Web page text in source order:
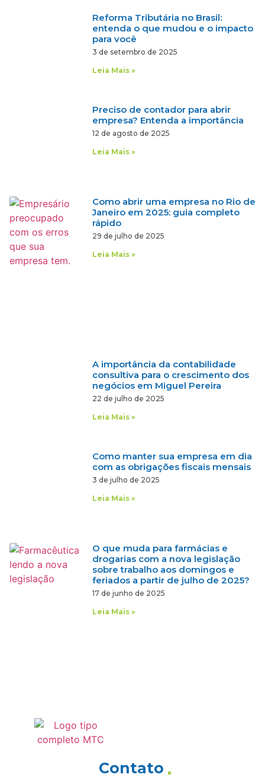
Reforma Tributária no Brasil:
entenda o que mudou e o impacto
para você
3 de setembro de 2025
Leia Mais »
Preciso de contador para abrir
empresa? Entenda a importância
12 de agosto de 2025
Leia Mais »
Como abrir uma empresa no Rio de
Janeiro em 2025: guia completo
rápido
29 de julho de 2025
Leia Mais »
A importância da contabilidade
consultiva para o crescimento dos
negócios em Miguel Pereira
22 de julho de 2025
Leia Mais »
Como manter sua empresa em dia
com as obrigações fiscais mensais
3 de julho de 2025
Leia Mais »
O que muda para farmácias e
drogarias com a nova legislação
sobre trabalho aos domingos e
feriados a partir de julho de 2025?
17 de junho de 2025
Leia Mais »
Contato